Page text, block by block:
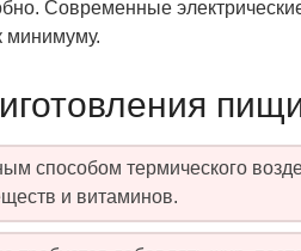
Современные
минимуму.
способом термического
и витаминов.